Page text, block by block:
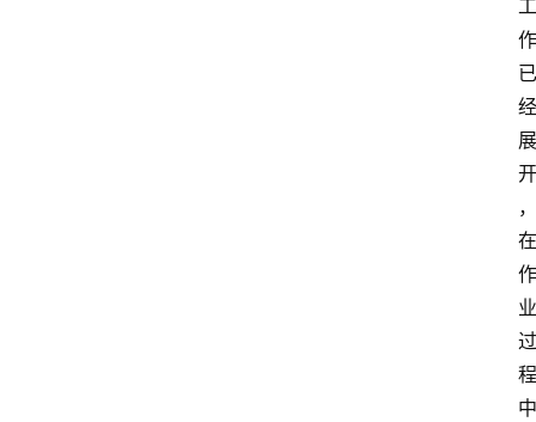
工
作
已
经
展
开
，
在
作
业
过
程
中